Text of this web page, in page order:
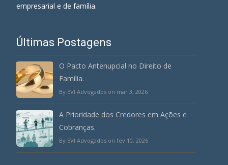
empresarial e de família.
Últimas Postagens
O Pacto Antenupcial no Direito de
Família.
By EVI Advogados on mar 3, 2026
A Prioridade dos Credores em Ações e
Cobranças.
By EVI Advogados on fev 10, 2026